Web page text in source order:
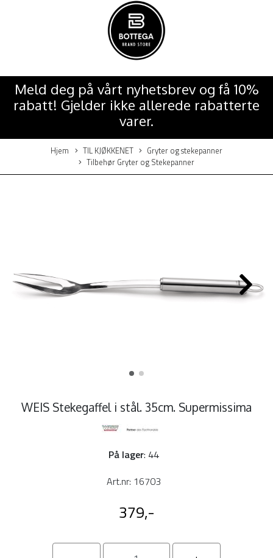
Meld deg på vårt nyhetsbrev og få 10%
rabatt! Gjelder ikke allerede rabatterte
varer.
Hjem TIL KJØKKENET
Gryter og stekepanner
Tilbehør Gryter og Stekepanner
WEIS Stekegaffel i stål. 35cm. Supermissima
På lager: 44
Art.nr: 16703
379,-